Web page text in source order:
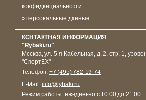
конфиденциальности
персональные данные
КОНТАКТНАЯ ИНФОРМАЦИЯ
"Rybaki.ru"
Москва, ул. 5-я Кабельная, д. 2, стр. 1,
"СпортЕХ"
Телефон: +7 (495) 782-19-74
E-Mail: info@rybaki.ru
Режим работы: ежедневно с 10:00 до 21:00